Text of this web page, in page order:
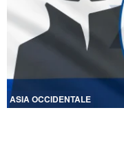
ASIA OCCIDENTALE